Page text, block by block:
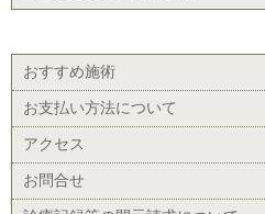
おすすめ施術
お支払い方法について
アクセス
お問合せ